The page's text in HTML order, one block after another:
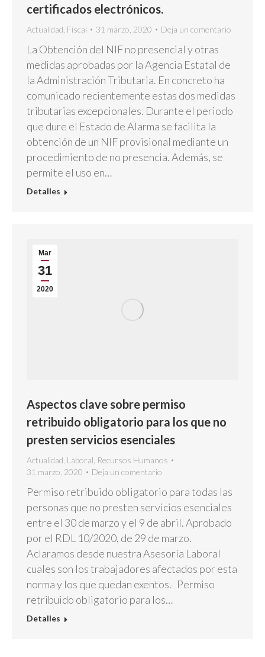
certificados electrónicos.
Actualidad Fiscal 31 marzo, 2020 Deja un comentario
La Obtención del NIF no presencial y otras
medidas aprobadas por la Agencia Estatal de
la Administración Tributaria. En concreto ha
comunicado recientemente estas dos medidas
tributarias excepcionales. Durante el periodo
que dure el Estado de Alarma se facilita la
obtención de un NIF provisional mediante un
procedimiento de no presencia. Además, se
permite el uso en…
Detalles
Mar
31
2020
Aspectos clave sobre permiso
retribuido obligatorio para los que no
presten servicios esenciales
Actualidad Laboral Recursos Humanos
31 marzo, 2020
Deja un comentario
Permiso retribuido obligatorio para todas las
personas que no presten servicios esenciales
entre el 30 de marzo y el 9 de abril. Aprobado
por el RDL 10/2020, de 29 de marzo.
Aclaramos desde nuestra Asesoría Laboral
cuales son los trabajadores afectados por esta
norma y los que quedan exentos. Permiso
retribuido obligatorio para los…
Detalles